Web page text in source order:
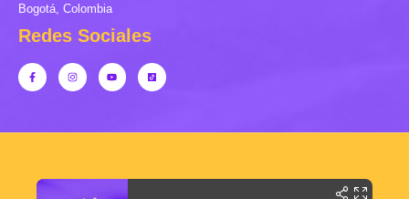
Bogotá, Colombia
Redes Sociales